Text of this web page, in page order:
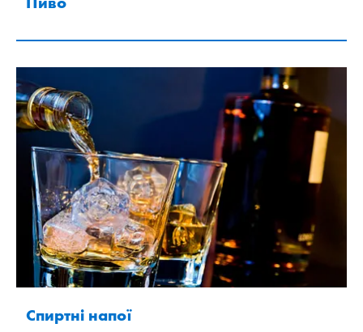
Спиртні напої